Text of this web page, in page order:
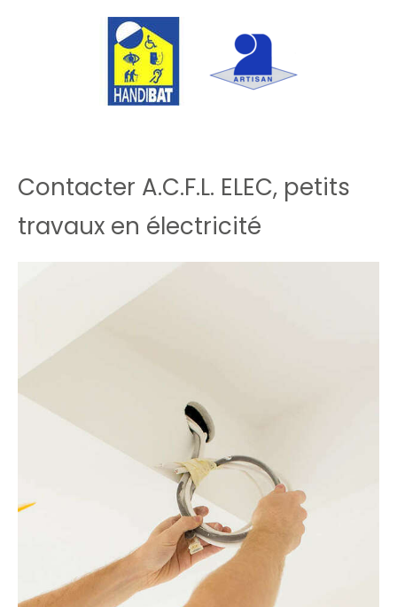
Contacter A.C.F.L. ELEC, petits
travaux en électricité